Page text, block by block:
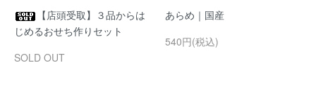
【店頭受取】３品からは
じめるおせち作りセット
SOLD OUT
あらめ｜国産
540円(税込)